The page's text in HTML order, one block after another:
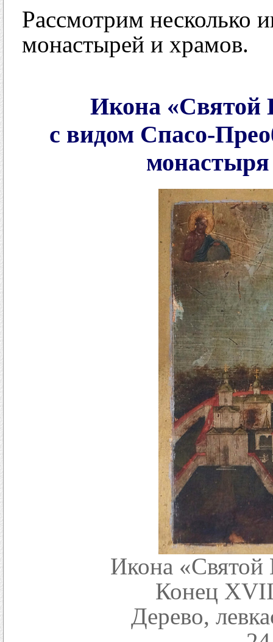
Рассмотрим несколько
монастырей и храмов.
Икона «Святой
с видом Спасо-
Икона
Конец
Дерево,